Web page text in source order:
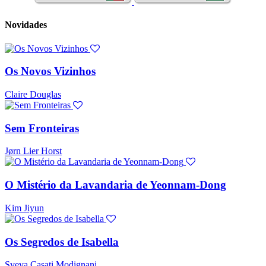
Novidades
Os Novos Vizinhos
Claire Douglas
Sem Fronteiras
Jørn Lier Horst
O Mistério da Lavandaria de Yeonnam-Dong
Kim Jiyun
Os Segredos de Isabella